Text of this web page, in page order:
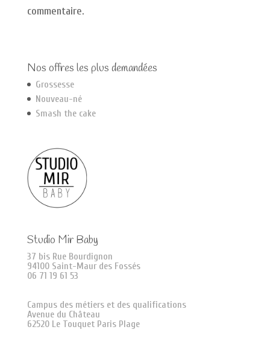
commentaire.
Nos offres les plus demandées
Grossesse
Nouveau-né
Smash the cake
Studio Mir Baby
37 bis Rue Bourdignon
94100 Saint-Maur des Fossés
06 71 19 61 53
Campus des métiers et des qualifications
Avenue du Château
62520 Le Touquet Paris Plage